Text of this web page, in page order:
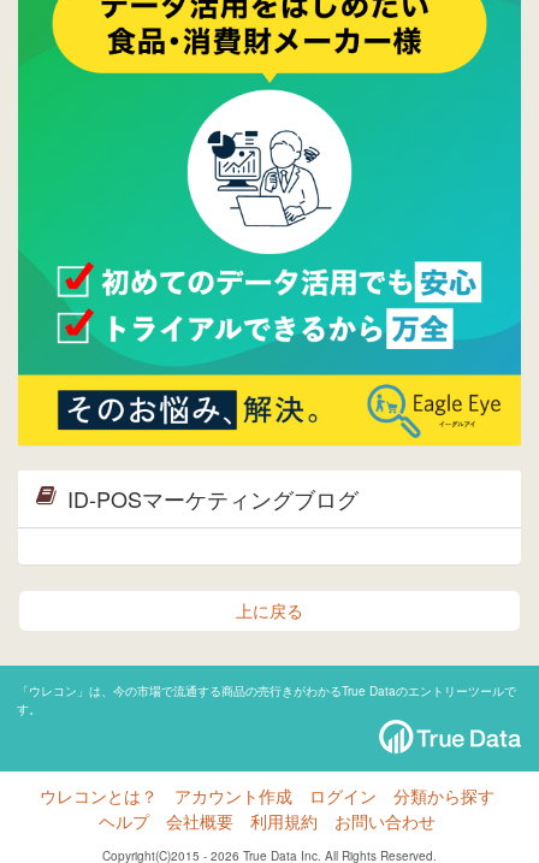
2015/10/19
ウレコンのサイト機能を大幅バージョンアッ
プ。詳細はこちら。⇒告知ページへ
2015/09/28
ウレコンが機能拡充し、サイトリニューアル
しました。⇒
ウレコンFacebook
Facebookページを開設しました。詳細は
ら。
ウレコンサイトリリースしました。
ID-POSマーケティングブログ
上に戻る
「ウレコン」は、今の市場で流通する商品の売行きがわかるTrue Dataのエントリーツールで
す。
ウレコンとは？ アカウント作成 ログイン
分類から探す
ヘルプ
会社概要 利用規約 お問い合わせ
Copyright(C)2015 - 2026 True Data Inc. All Rights Reserved.